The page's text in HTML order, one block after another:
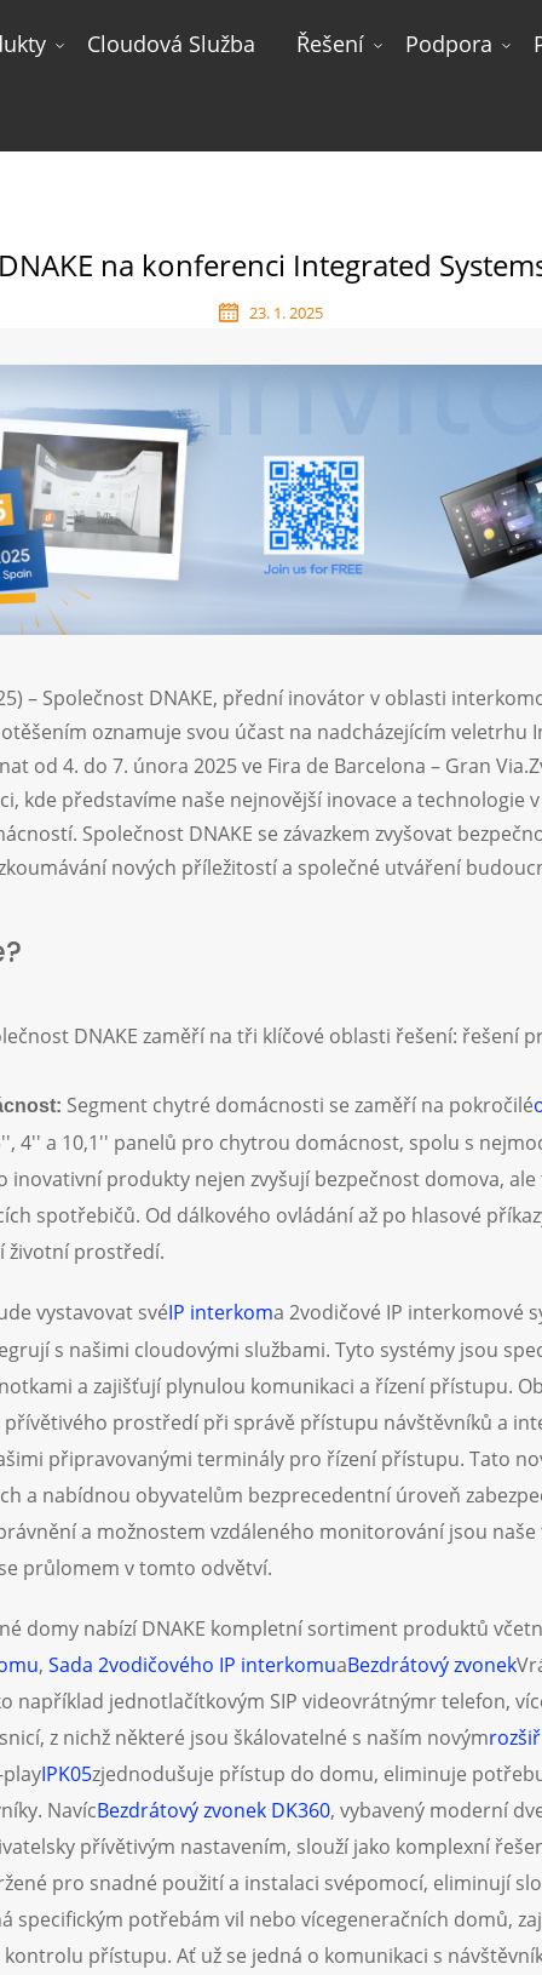
Cloudová Služba Řešení Podpora
na konferenci Integrated
23. 1. 2025
– Společnost DNAKE, přední inovátor v oblasti
oznamuje svou účast na nadcházejícím veletrhu
od 4. do 7. února 2025 ve Fira de Barcelona – Gran Via.
kde představíme naše nejnovější inovace a technologie
Společnost DNAKE se závazkem zvyšovat
nových příležitostí a společné utváření
DNAKE zaměří na tři klíčové oblasti řešení: řešení
Segment chytré domácnosti se zaměří na pokročilé
4'' a 10,1'' panelů pro chytrou domácnost, spolu s
inovativní produkty nejen zvyšují bezpečnost domova, ale
spotřebičů. Od dálkového ovládání až po hlasové
životní prostředí.
vystavovat svéIP interkoma 2vodičové IP interkomové
s našimi cloudovými službami. Tyto systémy jsou
a zajišťují plynulou komunikaci a řízení přístupu.
přívětivého prostředí při správě přístupu návštěvníků a
připravovanými terminály pro řízení přístupu. Tato
a nabídnou obyvatelům bezprecedentní úroveň
a možnostem vzdáleného monitorování jsou
průlomem v tomto odvětví.
domy nabízí DNAKE kompletní sortiment produktů
, Sada 2vodičového IP interkomuaBezdrátový zvonek
například jednotlačítkovým SIP videovrátnýmr telefon,
z nichž některé jsou škálovatelné s naším novým
IPK05zjednodušuje přístup do domu, eliminuje
NavícBezdrátový zvonek DK360, vybavený moderní
přívětivým nastavením, slouží jako komplexní
pro snadné použití a instalaci svépomocí, eliminují
specifickým potřebám vil nebo vícegeneračních domů,
přístupu. Ať už se jedná o komunikaci s